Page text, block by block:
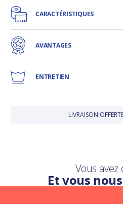
CARACTÉRISTIQUES
AVANTAGES
ENTRETIEN
LIVRAISON
Vous avez
Et vous